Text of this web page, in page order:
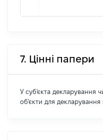
7. Цінні папери
У суб'єкта декларування
об'єкти для декларування